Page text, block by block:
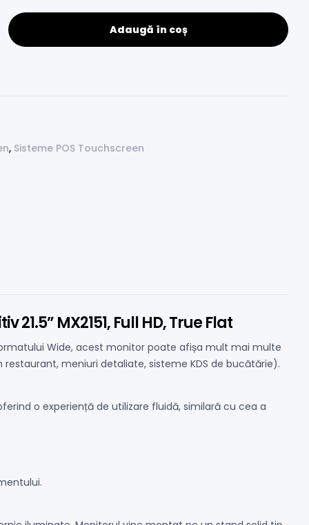
Adaugă în coș
, Sisteme POS Touchscreen
MX2151, Full HD, True Flat
Wide, acest monitor poate afișa mult mai multe
meniuri detaliate, sisteme KDS de bucătărie).
o experiență de utilizare fluidă, similară cu cea a